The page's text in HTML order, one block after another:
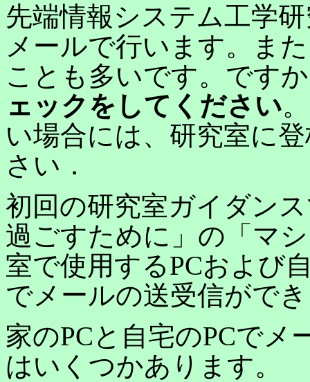
先端情報システム工学
メールで行います。ま
ことも多いです。です
ェックをしてください
い場合には、研究室に
さい．
初回の研究室ガイダン
過ごすために」の「マ
室で使用するPCおよび
でメールの送受信がで
家のPCと自宅のPCでメ
はいくつかあります。